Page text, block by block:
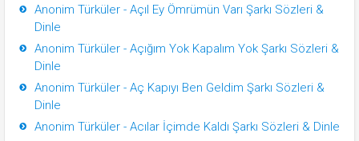
Anonim Türküler - Açıl Ey Ömrümün Varı Şarkı Sözleri &
Dinle
Anonim Türküler - Açığım Yok Kapalım Yok Şarkı Sözleri &
Dinle
Anonim Türküler - Aç Kapıyı Ben Geldim Şarkı Sözleri &
Dinle
Anonim Türküler - Acılar İçimde Kaldı Şarkı Sözleri & Dinle